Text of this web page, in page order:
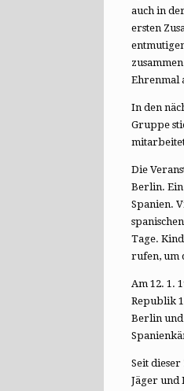
auch in
ersten
Ehrenmal
In den
Gruppe
Die
Berlin. Ein
Spanien.
Tage.
rufen, um
Am 12. 1.
Republik
Berlin und
Seit
Jäger und